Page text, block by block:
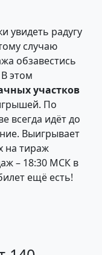
увидеть радугу
случаю
обзавестись
этом
участков
По
всегда идёт до
Выигрывает
на тираж
– 18:30 МСК в
ещё есть!